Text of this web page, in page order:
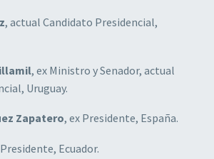
, actual Candidato Presidencial,
, ex Ministro y Senador, actual
Uruguay.
Zapatero, ex Presidente, España.
Ecuador.